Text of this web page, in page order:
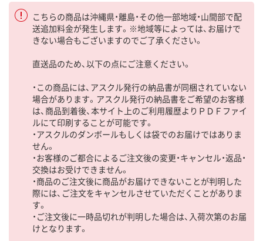
こちらの商品は沖縄県・離島・その他一部地域・山間部で配
送追加料金が発生します。※地域等によっては、お届けで
きない場合もございますのでご了承ください。
直送品のため、以下の点にご注意ください。
・この商品には、アスクル発行の納品書が同梱されていない
場合があります。アスクル発行の納品書をご希望のお客様
は、商品到着後、本サイト上のご利用履歴よりＰＤＦファイ
ルにて印刷することが可能です。
・アスクルのダンボールもしくは袋でのお届けではありま
せん。
・お客様のご都合によるご注文後の変更・キャンセル・返品・
交換はお受けできません。
・商品のご注文後に商品がお届けできないことが判明した
際には、ご注文をキャンセルさせていただくことがありま
す。
・ご注文後に一時品切れが判明した場合は、入荷次第のお届
けとなります。